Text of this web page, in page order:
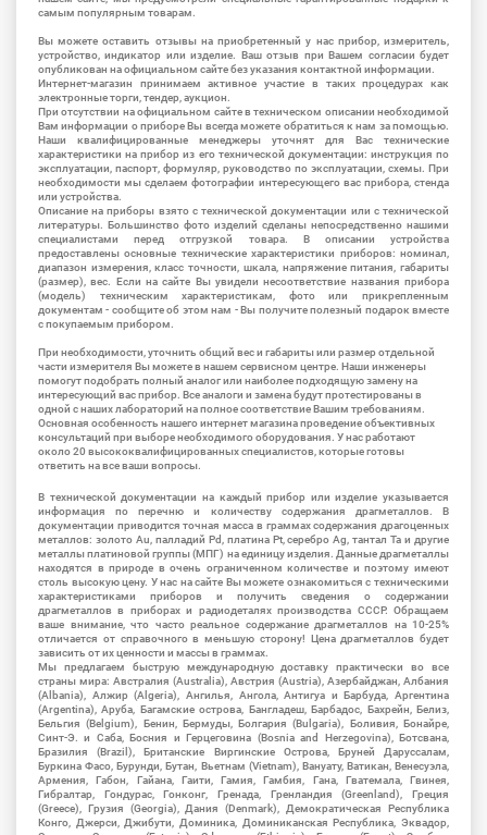
самым популярным товарам.
Вы можете оставить отзывы на приобретенный у нас прибор, измеритель,
устройство, индикатор или изделие. Ваш отзыв при Вашем согласии будет
опубликован на официальном сайте без указания контактной информации.
Интернет-магазин принимаем активное участие в таких процедурах как
электронные торги, тендер, аукцион.
При отсутствии на официальном сайте в техническом описании необходимой
Вам информации о приборе Вы всегда можете обратиться к нам за помощью.
Наши квалифицированные менеджеры уточнят для Вас технические
характеристики на прибор из его технической документации: инструкция по
эксплуатации, паспорт, формуляр, руководство по эксплуатации, схемы. При
необходимости мы сделаем фотографии интересующего вас прибора, стенда
или устройства.
Описание на приборы взято с технической документации или с технической
литературы. Большинство фото изделий сделаны непосредственно нашими
специалистами перед отгрузкой товара. В описании устройства
предоставлены основные технические характеристики приборов: номинал,
диапазон измерения, класс точности, шкала, напряжение питания, габариты
(размер), вес. Если на сайте Вы увидели несоответствие названия прибора
(модель) техническим характеристикам, фото или прикрепленным
документам - сообщите об этом нам - Вы получите полезный подарок вместе
с покупаемым прибором.
При необходимости, уточнить общий вес и габариты или размер отдельной
части измерителя Вы можете в нашем сервисном центре. Наши инженеры
помогут подобрать полный аналог или наиболее подходящую замену на
интересующий вас прибор. Все аналоги и замена будут протестированы в
одной с наших лабораторий на полное соответствие Вашим требованиям.
Основная особенность нашего интернет магазина проведение объективных
консультаций при выборе необходимого оборудования. У нас работают
около 20 высококвалифицированных специалистов, которые готовы
ответить на все ваши вопросы.
В технической документации на каждый прибор или изделие указывается
информация по перечню и количеству содержания драгметаллов. В
документации приводится точная масса в граммах содержания драгоценных
металлов: золото Au, палладий Pd, платина Pt, серебро Ag, тантал Ta и другие
металлы платиновой группы (МПГ) на единицу изделия. Данные драгметаллы
находятся в природе в очень ограниченном количестве и поэтому имеют
столь высокую цену. У нас на сайте Вы можете ознакомиться с техническими
характеристиками приборов и получить сведения о содержании
драгметаллов в приборах и радиодеталях производства СССР. Обращаем
ваше внимание, что часто реальное содержание драгметаллов на 10-25%
отличается от справочного в меньшую сторону! Цена драгметаллов будет
зависить от их ценности и массы в граммах.
Мы предлагаем быструю международную доставку практически во все
страны мира: Австралия (Australia), Австрия (Austria), Азербайджан, Албания
(Albania), Алжир (Algeria), Ангилья, Ангола, Антигуа и Барбуда, Аргентина
(Argentina), Аруба, Багамские острова, Бангладеш, Барбадос, Бахрейн, Белиз,
Бельгия (Belgium), Бенин, Бермуды, Болгария (Bulgaria), Боливия, Бонайре,
Синт-Э. и Саба, Босния и Герцеговина (Bosnia and Herzegovina), Ботсвана,
Бразилия (Brazil), Британские Виргинские Острова, Бруней Даруссалам,
Буркина Фасо, Бурунди, Бутан, Вьетнам (Vietnam), Вануату, Ватикан, Венесуэла,
Армения, Габон, Гайана, Гаити, Гамия, Гамбия, Гана, Гватемала, Гвинея,
Гибралтар, Гондурас, Гонконг, Гренада, Гренландия (Greenland), Греция
(Greece), Грузия (Georgia), Дания (Denmark), Демократическая Республика
Конго, Джерси, Джибути, Доминика, Доминиканская Республика, Эквадор,